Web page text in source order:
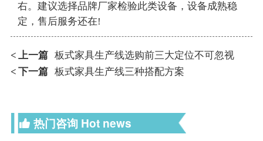
右。建议选择品牌厂家检验此类设备，设备成熟稳
定，售后服务还在!
< 上一篇 板式家具生产线选购前三大定位不可忽视
< 下一篇 板式家具生产线三种搭配方案
热门咨询 Hot news